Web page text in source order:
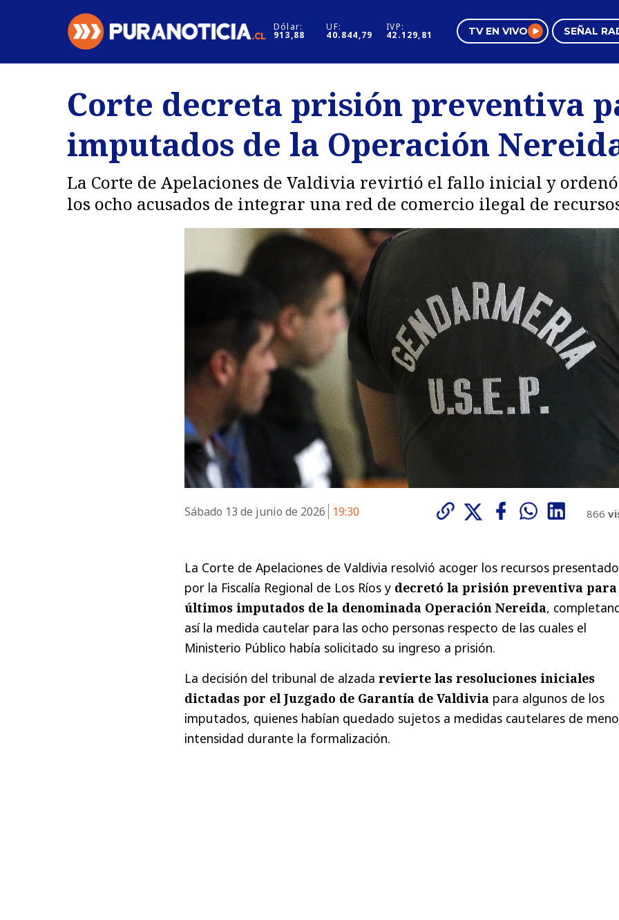
Dólar:
913,88
UF:
40.844,79
IVP:
42.129,81 TV EN VIVO SEÑAL
Regiones
Deportes
Internacional
Motores
Negocios
Pura Mujer
Corte decreta prisión preventiva
imputados de la Operación
La Corte de Apelaciones de Valdivia revirtió el fallo inicial y
los ocho acusados de integrar una red de comercio ilegal de
Sábado 13 de junio de 2026 19:30 866
La Corte de Apelaciones de Valdivia resolvió acoger los recursos
por la Fiscalía Regional de Los Ríos y decretó la prisión preventiva para
últimos imputados de la denominada Operación Nereida,
así la medida cautelar para las ocho personas respecto de las cuales el
Ministerio Público había solicitado su ingreso a prisión.
La decisión del tribunal de alzada revierte las resoluciones iniciales
dictadas por el Juzgado de Garantía de Valdivia para algunos de los
imputados, quienes habían quedado sujetos a medidas cautelares de
intensidad durante la formalización.